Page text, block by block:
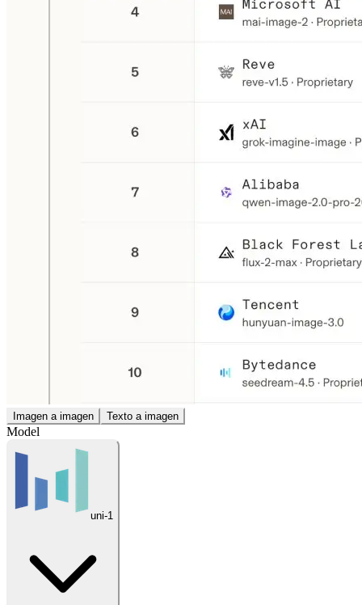
Imagen a imagen Texto a imagen
Model
uni-1